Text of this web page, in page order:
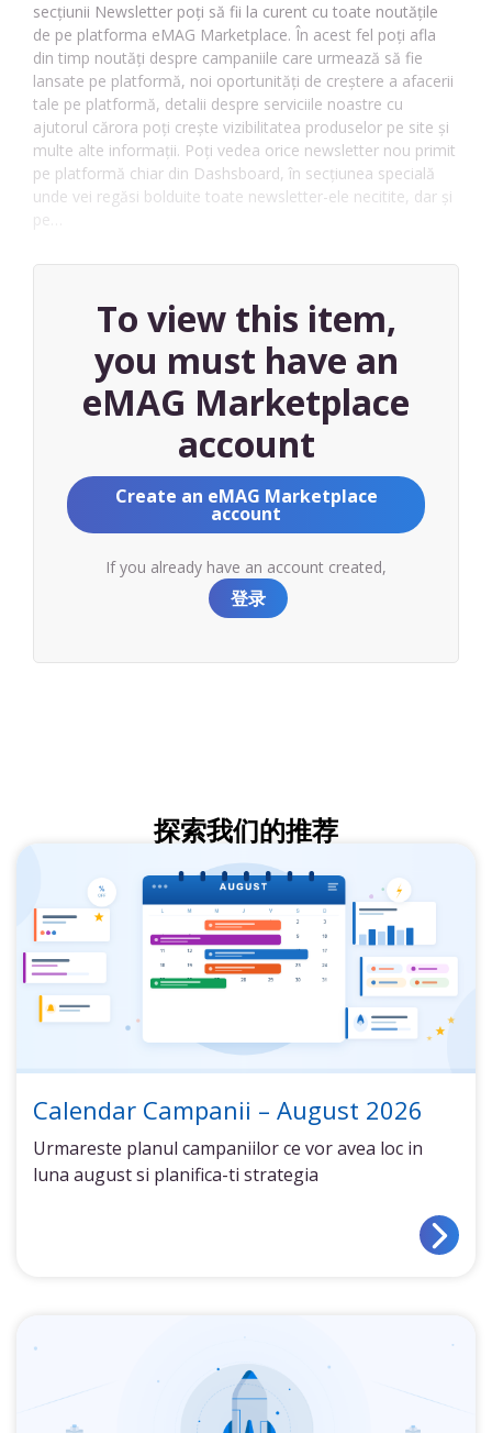
secțiunii Newsletter poți să fii la curent cu toate noutățile
de pe platforma eMAG Marketplace. În acest fel poți afla
din timp noutăți despre campaniile care urmează să fie
lansate pe platformă, noi oportunități de creștere a afacerii
tale pe platformă, detalii despre serviciile noastre cu
ajutorul cărora poți crește vizibilitatea produselor pe site și
multe alte informații. Poți vedea orice newsletter nou primit
pe platformă chiar din Dashsboard, în secțiunea specială
unde vei regăsi bolduite toate newsletter-ele necitite, dar și
pe…
To view this item,
you must have an
eMAG Marketplace
account
Create an eMAG Marketplace
account
If you already have an account created,
登录
探索我们的推荐
Calendar Campanii – August 2026
Urmareste planul campaniilor ce vor avea loc in
luna august si planifica-ti strategia